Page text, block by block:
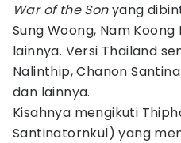
War of the Sonyang
Sung Woong, Nam Koong
lainnya. Versi Thailand
Nalinthip, Chanon
dan lainnya.
Kisahnya mengikuti
Santinatornkul) yang